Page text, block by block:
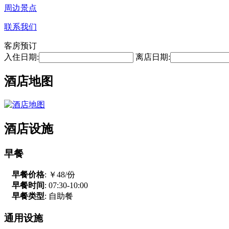
周边景点
联系我们
客房预订
入住日期:
离店日期:
酒店地图
酒店设施
早餐
早餐价格: ￥48/份
早餐时间: 07:30-10:00
早餐类型: 自助餐
通用设施